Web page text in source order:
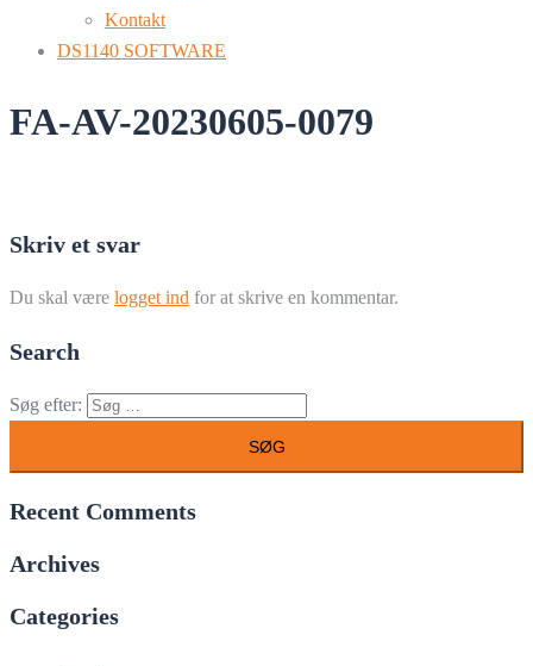
Kontakt
DS1140 SOFTWARE
FA-AV-20230605-0079
Skriv et svar
Du skal være logget ind for at skrive en kommentar.
Search
Søg efter:
Recent Comments
Archives
Categories